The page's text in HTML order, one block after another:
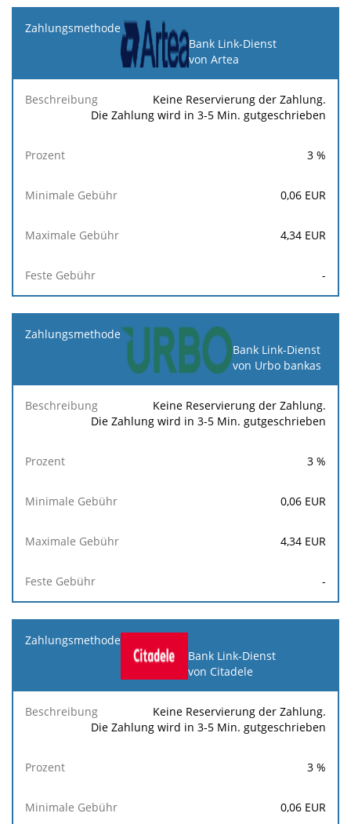
Bank Link-Dienst
von Artea
Keine Reservierung der Zahlung.
Die Zahlung wird in 3-5 Min. gutgeschrieben
3 %
0,06 EUR
4,34 EUR
-
Bank Link-Dienst
von Urbo bankas
Keine Reservierung der Zahlung.
Die Zahlung wird in 3-5 Min. gutgeschrieben
3 %
0,06 EUR
4,34 EUR
-
Bank Link-Dienst
von Citadele
Keine Reservierung der Zahlung.
Die Zahlung wird in 3-5 Min. gutgeschrieben
3 %
0,06 EUR